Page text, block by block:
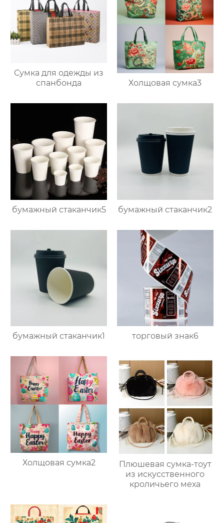
Сумка для одежды из
спанбонда
Холщовая сумка3
бумажный стаканчик5 бумажный стаканчик2
бумажный стаканчик1 торговый знак6
Холщовая сумка2
Плюшевая сумка-тоут
из искусственного
кроличьего меха